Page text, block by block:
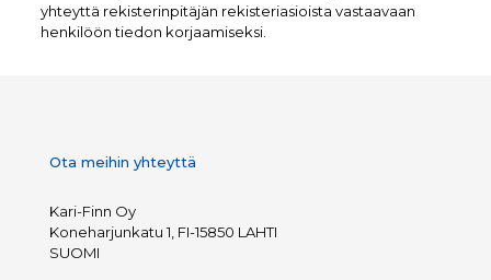
yhteyttä rekisterinpitäjän rekisteriasioista vastaavaan
henkilöön tiedon korjaamiseksi.
Ota meihin yhteyttä
Kari-Finn Oy
Koneharjunkatu 1, FI-15850 LAHTI
SUOMI